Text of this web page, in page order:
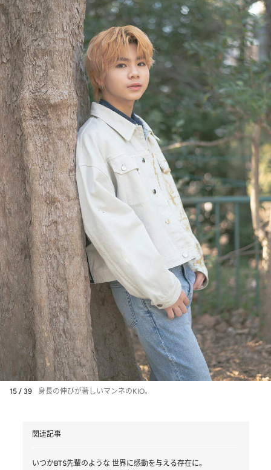
15 / 39 身長の伸びが著しいマンネのKIO。
関連記事
いつかBTS先輩のような 世界に感動を与える存在に。